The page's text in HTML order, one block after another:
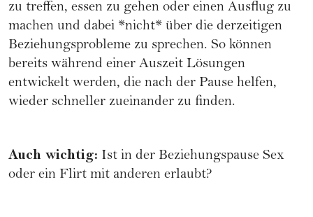
zu treffen, essen zu gehen oder einen Ausflug zu
machen und dabei *nicht* über die derzeitigen
Beziehungsprobleme zu sprechen. So können
bereits während einer Auszeit Lösungen
entwickelt werden, die nach der Pause helfen,
wieder schneller zueinander zu finden.
Auch wichtig: Ist in der Beziehungspause Sex
oder ein Flirt mit anderen erlaubt?